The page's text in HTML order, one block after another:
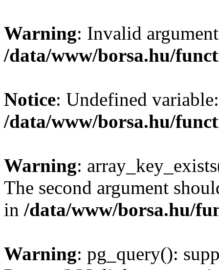
Warning: Invalid
/data/www/borsa.hu/
Notice: Undefined
/data/www/borsa.hu/
Warning:
The second argument
in /data/www/borsa.hu/
Warning: pg_query():